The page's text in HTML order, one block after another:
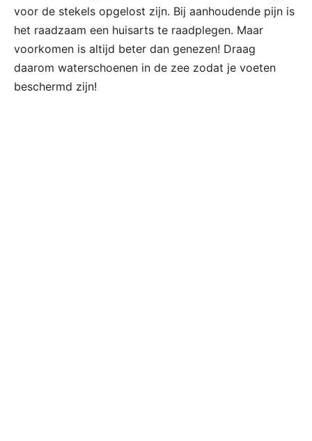
voor de stekels opgelost zijn. Bij aanhoudende pijn is
het raadzaam een huisarts te raadplegen. Maar
voorkomen is altijd beter dan genezen! Draag
daarom waterschoenen in de zee zodat je voeten
beschermd zijn!